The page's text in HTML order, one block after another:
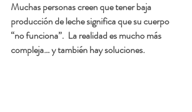
Muchas personas creen que tener baja
producción de leche significa que su cuerpo
“no funciona”.  La realidad es mucho más
compleja… y también hay soluciones.